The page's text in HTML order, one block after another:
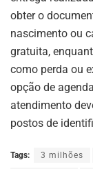
obter o
nascimento ou
gratuita,
como perda ou
opção de
atendimento
postos de
Tags: 3 milhões